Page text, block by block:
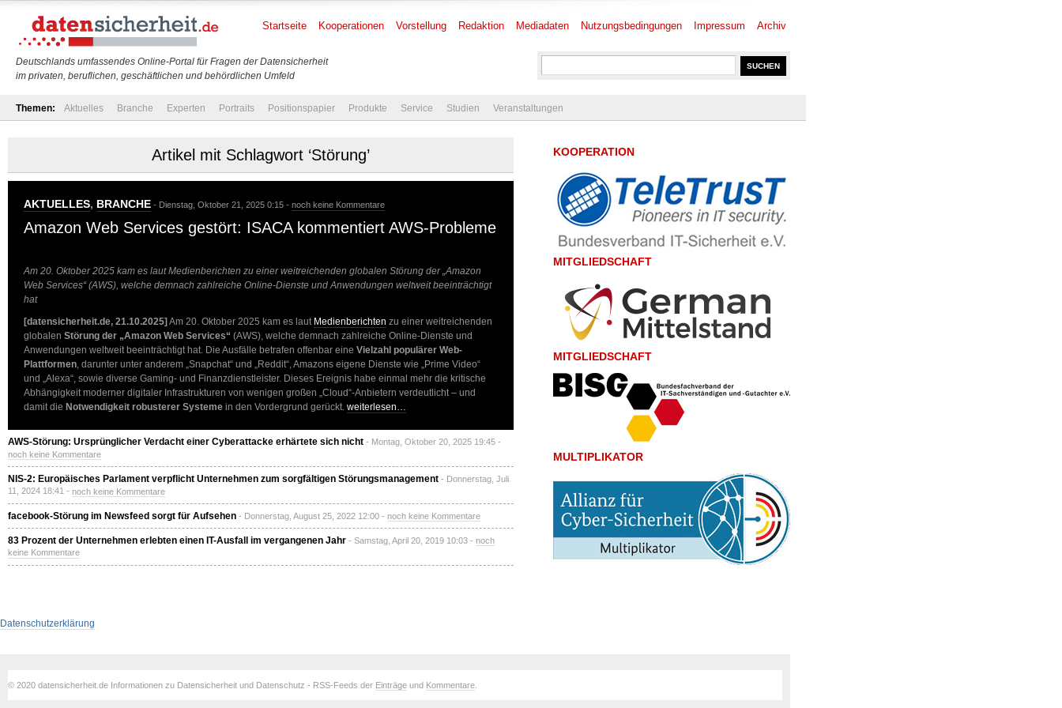
Deutschlands umfassendes Online-Portal für Fragen der Datensicherheit
im privaten, beruflichen, geschäftlichen und behördlichen Umfeld
Startseite Kooperationen Vorstellung Redaktion Mediadaten Nutzungsbedingungen Impressum Archiv
Themen: Aktuelles Branche Experten Portraits Positionspapier Produkte Service Studien Veranstaltungen
Artikel mit Schlagwort ‘Störung’
AKTUELLES, BRANCHE - Dienstag, Oktober 21, 2025 0:15 - noch keine Kommentare
Amazon Web Services gestört: ISACA kommentiert AWS-Probleme
Am 20. Oktober 2025 kam es laut Medienberichten zu einer weitreichenden globalen Störung der „Amazon
Web Services“ (AWS), welche demnach zahlreiche Online-Dienste und Anwendungen weltweit beeinträchtigt
hat
[datensicherheit.de, 21.10.2025] Am 20. Oktober 2025 kam es laut Medienberichten zu einer weitreichenden
globalen Störung der „Amazon Web Services“ (AWS), welche demnach zahlreiche Online-Dienste und
Anwendungen weltweit beeinträchtigt hat. Die Ausfälle betrafen offenbar eine Vielzahl populärer Web-
Plattformen, darunter unter anderem „Snapchat“ und „Reddit“, Amazons eigene Dienste wie „Prime Video“
und „Alexa“, sowie diverse Gaming- und Finanzdienstleister. Dieses Ereignis habe einmal mehr die kritische
Abhängigkeit moderner digitaler Infrastrukturen von wenigen großen „Cloud“-Anbietern verdeutlicht – und
damit die Notwendigkeit robusterer Systeme in den Vordergrund gerückt. weiterlesen…
AWS-Störung: Ursprünglicher Verdacht einer Cyberattacke erhärtete sich nicht - Montag, Oktober 20, 2025 19:45 -
noch keine Kommentare
NIS-2: Europäisches Parlament verpflicht Unternehmen zum sorgfältigen Störungsmanagement - Donnerstag, Juli
11, 2024 18:41 - noch keine Kommentare
facebook-Störung im Newsfeed sorgt für Aufsehen - Donnerstag, August 25, 2022 12:00 - noch keine Kommentare
83 Prozent der Unternehmen erlebten einen IT-Ausfall im vergangenen Jahr - Samstag, April 20, 2019 10:03 - noch
keine Kommentare
KOOPERATION
MITGLIEDSCHAFT
MITGLIEDSCHAFT
MULTIPLIKATOR
Datenschutzerklärung
© 2020 datensicherheit.de Informationen zu Datensicherheit und Datenschutz - RSS-Feeds der Einträge und Kommentare